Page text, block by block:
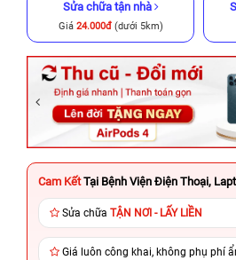
Sửa chữa tận nhà
Giá 24.000đ(dưới 5km)
Cam Kết Tại Bệnh Viện Điện Thoại,
Sửa chữa TẬN NƠI - LẤY LIỀN
Giá luôn công khai, không phụ phí